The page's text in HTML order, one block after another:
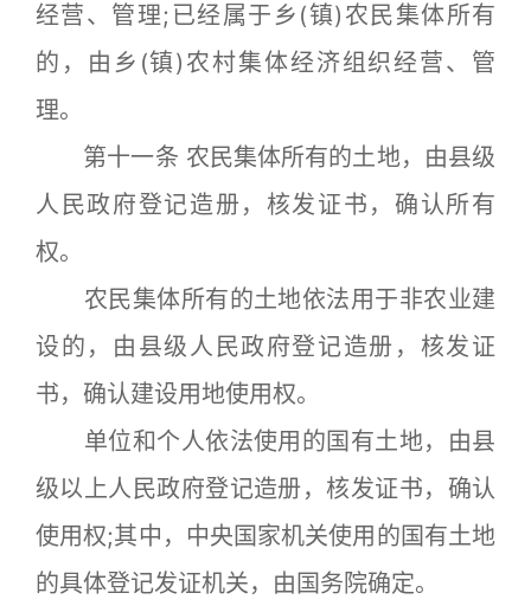
经营、管理;已经属于乡(镇)农民集体所有
的，由乡(镇)农村集体经济组织经营、管
理。
第十一条 农民集体所有的土地，由县级
人民政府登记造册，核发证书，确认所有
权。
农民集体所有的土地依法用于非农业建
设的，由县级人民政府登记造册，核发证
书，确认建设用地使用权。
单位和个人依法使用的国有土地，由县
级以上人民政府登记造册，核发证书，确认
使用权;其中，中央国家机关使用的国有土地
的具体登记发证机关，由国务院确定。